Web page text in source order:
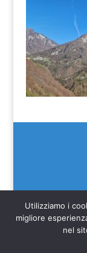
Utilizziamo i
migliore
nel